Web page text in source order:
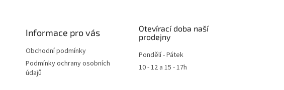
Informace pro vás
Obchodní podmínky
Podmínky ochrany osobních
údajů
Otevírací doba naší
prodejny
Pondělí - Pátek
10 - 12 a 15 - 17h